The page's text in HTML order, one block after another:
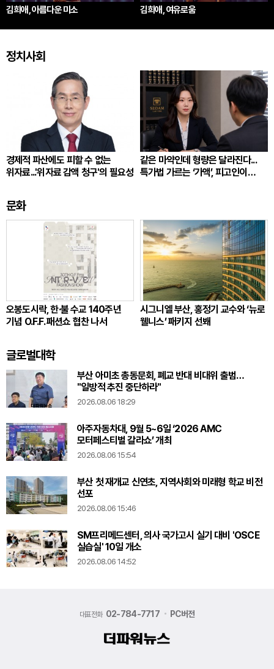
김희애, 아름다운 미소 김희애, 여유로움
정치사회
경제적 파산에도 피할 수 없는
위자료...'위자료 감액 청구'의 필요성
같은 마약인데 형량은 달라진다...
특가법 가르는 ‘가액’, 피고인이
문화
오봉도시락, 한·불 수교 140주년
기념 O.F.F. 패션쇼 협찬 나서
시그니엘 부산, 홍정기 교수와 ‘뉴로
웰니스’ 패키지 선봬
글로벌대학
부산 아미초 총동문회, 폐교 반대 비대위 출범…
"일방적 추진 중단하라"
2026.08.06 18:29
아주자동차대, 9월 5~6일 ‘2026 AMC
모터페스티벌 갈라쇼’ 개최
2026.08.06 15:54
부산 첫 재개교 신연초, 지역사회와 미래형 학교 비전
선포
2026.08.06 15:46
SM프리메드센터, 의사 국가고시 실기 대비 'OSCE
실습실' 10일 개소
2026.08.06 14:52
대표전화 02-784-7717 PC버전